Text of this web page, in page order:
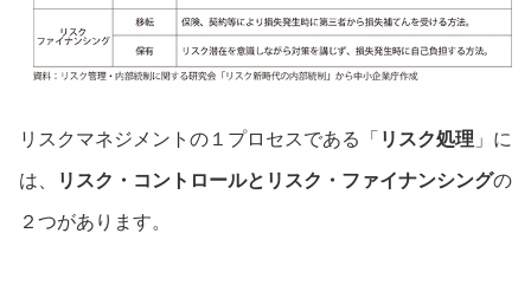
リスクマネジメントの１プロセスである「 リスク処理 」に
は、 リスク・コントロールとリスク・ファイナンシングの
２つがあります。